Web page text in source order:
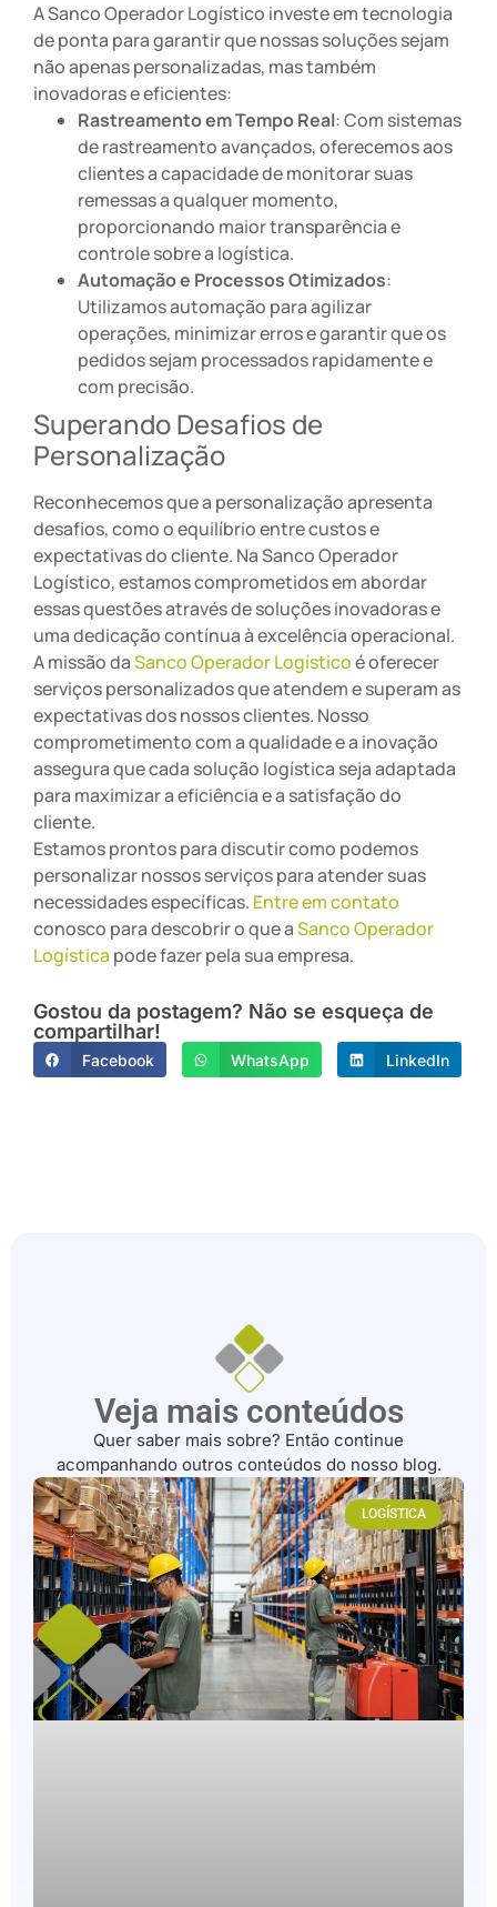
A Sanco Operador Logístico investe em tecnologia
de ponta para garantir que nossas soluções sejam
não apenas personalizadas, mas também
inovadoras e eficientes:
Rastreamento em Tempo Real: Com sistemas
de rastreamento avançados, oferecemos aos
clientes a capacidade de monitorar suas
remessas a qualquer momento,
proporcionando maior transparência e
controle sobre a logística.
Automação e Processos Otimizados:
Utilizamos automação para agilizar
operações, minimizar erros e garantir que os
pedidos sejam processados rapidamente e
com precisão.
Superando Desafios de
Personalização
Reconhecemos que a personalização apresenta
desafios, como o equilíbrio entre custos e
expectativas do cliente. Na Sanco Operador
Logístico, estamos comprometidos em abordar
essas questões através de soluções inovadoras e
uma dedicação contínua à excelência operacional.
A missão daSanco Operador Logísticoé oferecer
serviços personalizados que atendem e superam as
expectativas dos nossos clientes. Nosso
comprometimento com a qualidade e a inovação
assegura que cada solução logística seja adaptada
para maximizar a eficiência e a satisfação do
cliente.
Estamos prontos para discutir como podemos
personalizar nossos serviços para atender suas
necessidades específicas. Entre em contato
conosco para descobrir o que aSanco Operador
Logística pode fazer pela sua empresa.
Gostou da postagem? Não se esqueça de
compartilhar!
Facebook WhatsApp LinkedIn
Veja mais conteúdos
Quer saber mais sobre? Então continue
acompanhando outros conteúdos do nosso blog.
LOGÍSTICA